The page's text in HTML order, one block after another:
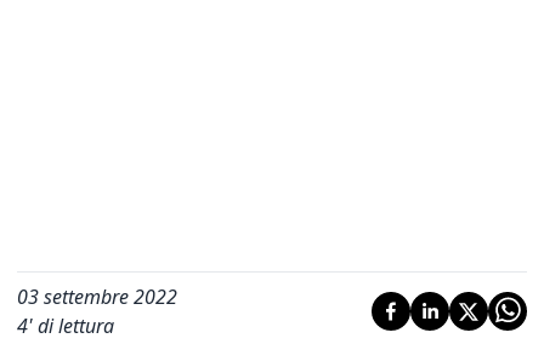
03 settembre 2022
4' di lettura